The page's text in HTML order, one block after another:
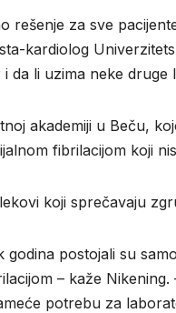
rešenje za sve
kardiolog
da li uzima neke
akademiji u Beču,
fibrilacijom koji
koji sprečavaju
godina postojali su
– kaže
potrebu za